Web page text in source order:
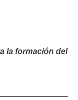
la formación del